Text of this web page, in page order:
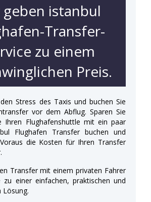
geben istanbul
Transfer-
zu einem
Preis.
Stress des Taxis und buchen Sie
vor dem Abflug. Sparen Sie
Ihren Flughafenshuttle mit ein paar
Flughafen Transfer buchen und
die Kosten für Ihren Transfer
Transfer mit einem privaten Fahrer
zu einer einfachen, praktischen und
Lösung.